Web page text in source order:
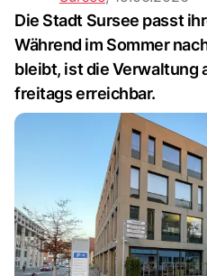
Die Stadt Sursee passt
Während im Sommer
bleibt, ist die Verwaltung
freitags erreichbar.